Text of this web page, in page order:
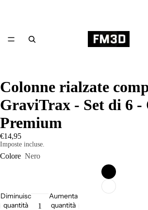
Colonne rialzate
GraviTrax - Set di 6 -
Premium
€14,95
Imposte incluse.
Colore Nero
Diminuisci
quantità
Aumenta
quantità